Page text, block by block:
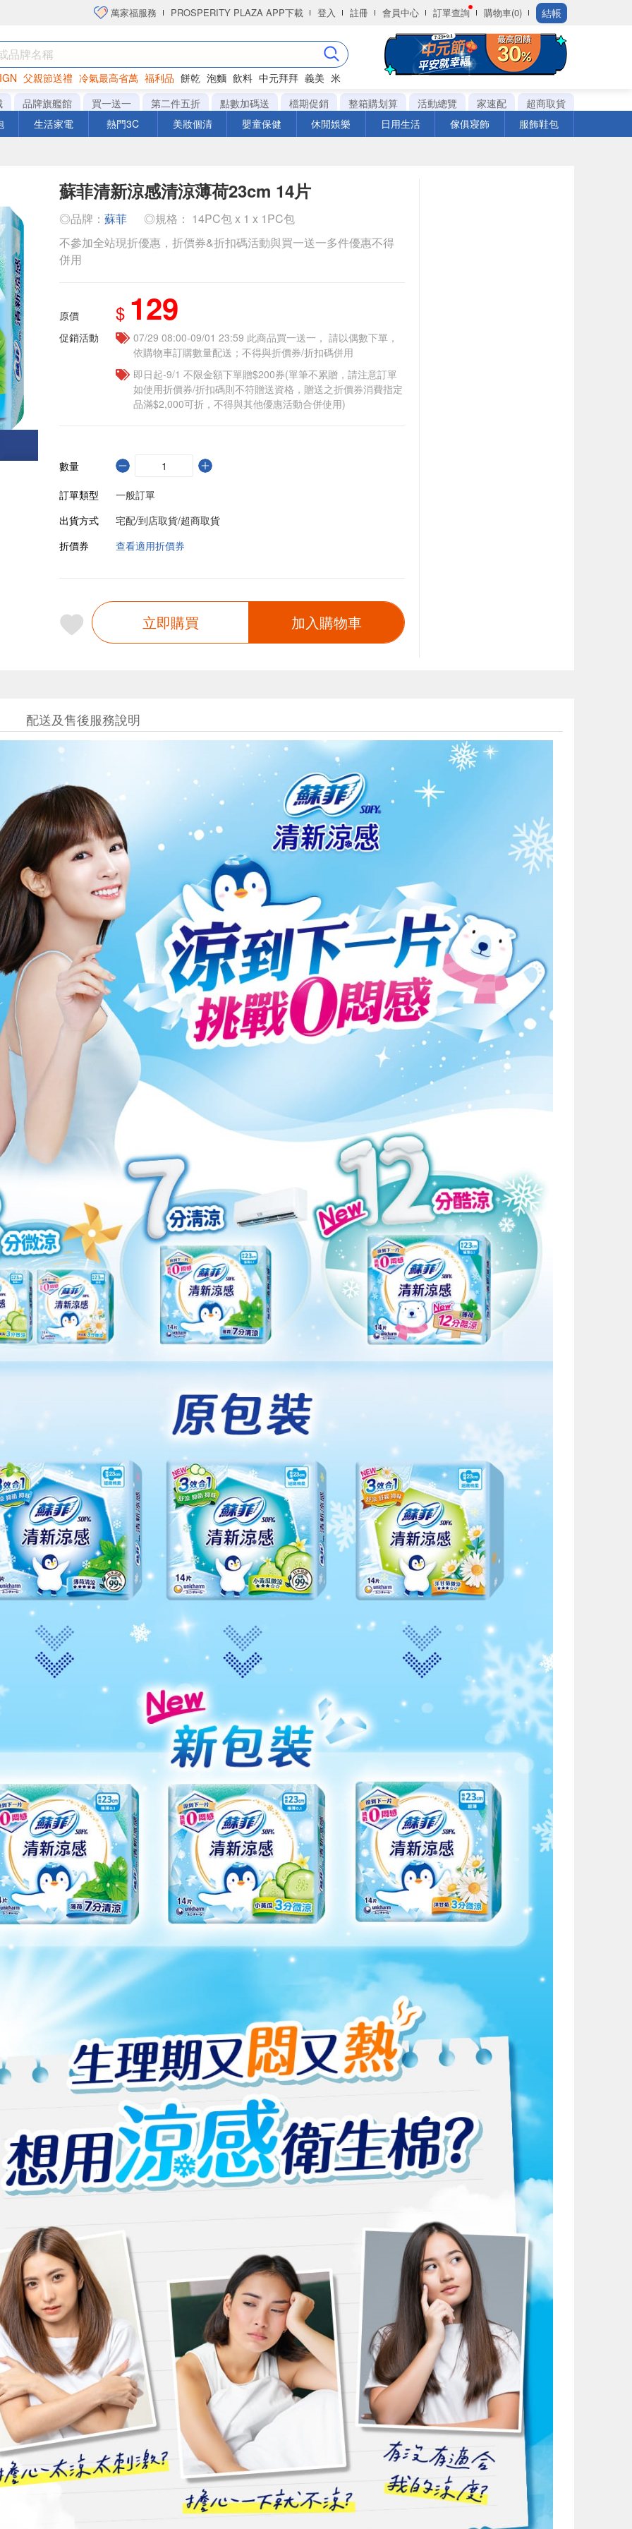
萬家福服務 PROSPERITY PLAZA APP下載 登入 註冊 會員中心 訂單查詢 購物車(0) 結帳
父親節送禮 冷氣最高省萬 福利品 餅乾 泡麵 飲料 中元拜拜 義美 米
洋芋片
品牌旗艦館 買一送一 第二件五折 點數加碼送 檔期促銷 整箱購划算 活動總覽 家速配
超商取貨
生活家電 熱門3C 美妝個清 嬰童保健 休閒娛樂 日用生活 傢俱寢飾 服飾鞋包
蘇菲清新涼感清涼薄荷23cm 14片
◎品牌： 蘇菲
◎規格： 14PC包 x 1 x 1PC包
不參加全站現折優惠，折價券&折扣碼活動與買一送一多件優惠不得
併用
原價 $ 129
促銷活動
07/29 08:00-09/01 23:59 此商品買一送一， 請以偶數下單，
依購物車訂購數量配送；不得與折價券/折扣碼併用
即日起-9/1 不限金額下單贈$200券(單筆不累贈，請注意訂單
如使用折價券/折扣碼則不符贈送資格，贈送之折價券消費指定
品滿$2,000可折，不得與其他優惠活動合併使用)
數量
訂單類型
一般訂單
出貨方式
宅配/到店取貨/超商取貨
折價券
查看適用折價券
立即購買 加入購物車
配送及售後服務說明